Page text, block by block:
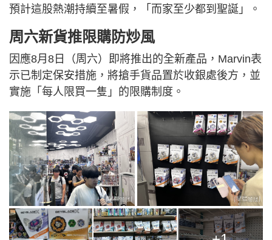
預計這股熱潮持續至暑假，「而家至少都到聖誕」。
周六新貨推限購防炒風
因應8月8日（周六）即將推出的全新產品，Marvin表
示已制定保安措施，將搶手貨品置於收銀處後方，並
實施「每人限買一隻」的限購制度。